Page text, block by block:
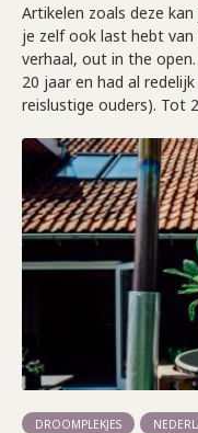
Artikelen zoals deze
je zelf ook last hebt van
verhaal, out in the
20 jaar en had al
reislustige ouders). Tot
DROOMPLEKJES